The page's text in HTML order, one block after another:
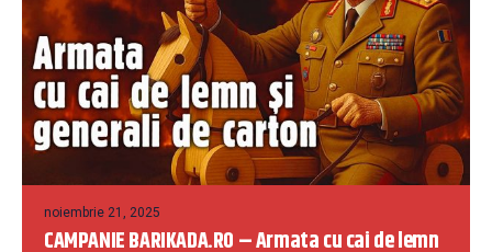
noiembrie 21, 2025
CAMPANIE BARIKADA.RO – Armata cu cai de lemn